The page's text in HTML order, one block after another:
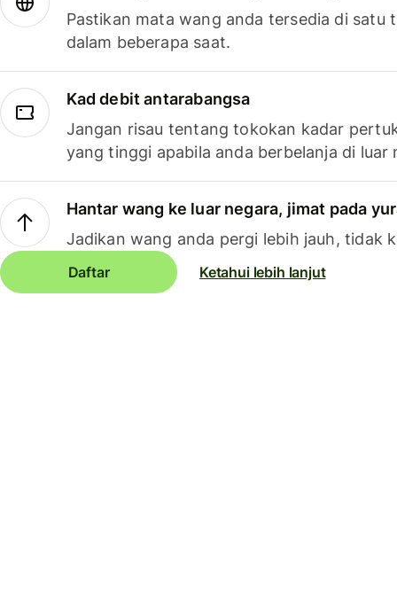
Pastikan mata wang anda tersedia di satu
dalam beberapa saat.
Kad debit antarabangsa
Jangan risau tentang tokokan kadar
yang tinggi apabila anda berbelanja di luar
Hantar wang ke luar negara, jimat pada
Jadikan wang anda pergi lebih jauh, tidak
Daftar Ketahui lebih lanjut